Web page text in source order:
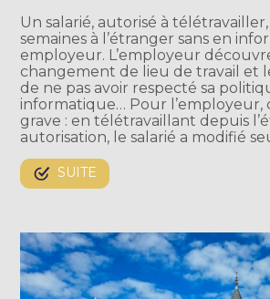
Un salarié, autorisé à
semaines à l’étranger sans en
employeur. L’employeur
changement de lieu de travail et
de ne pas avoir respecté sa
informatique… Pour l’employeur,
grave : en télétravaillant depuis
autorisation, le salarié a modifié
SUITE